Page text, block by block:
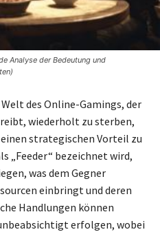
Analyse der Bedeutung und
des Online-Gamings, der
wiederholt zu sterben,
strategischen Vorteil zu
„Feeder“ bezeichnet wird,
was dem Gegner
einbringt und deren
Handlungen können
erfolgen, wobei